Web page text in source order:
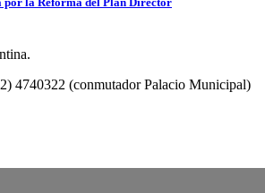
4740322 (conmutador Palacio Municipal)